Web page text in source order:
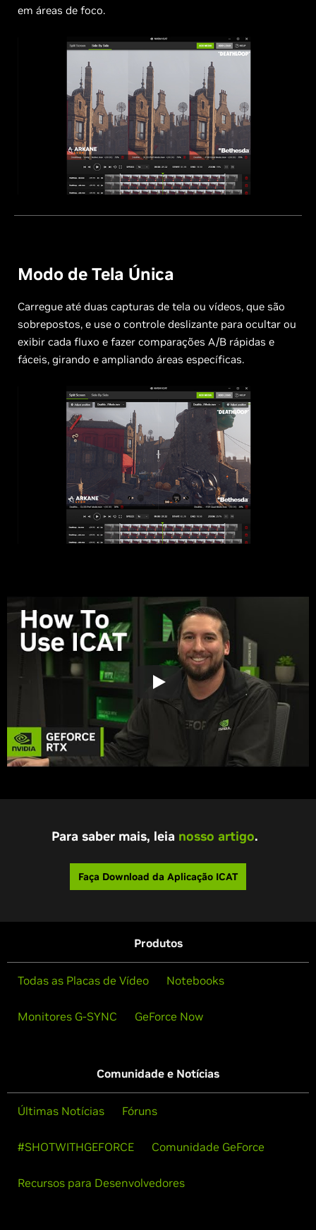
em áreas de foco.
Modo de Tela Única
Carregue até duas capturas de tela ou vídeos, que são
sobrepostos, e use o controle deslizante para ocultar ou
exibir cada fluxo e fazer comparações A/B rápidas e
fáceis, girando e ampliando áreas específicas.
Para saber mais, leia nosso artigo.
Faça Download da Aplicação ICAT
Produtos
Todas as Placas de Vídeo Notebooks
Monitores G-SYNC GeForce Now
Comunidade e Notícias
Últimas Notícias Fóruns
#SHOTWITHGEFORCE Comunidade GeForce
Recursos para Desenvolvedores